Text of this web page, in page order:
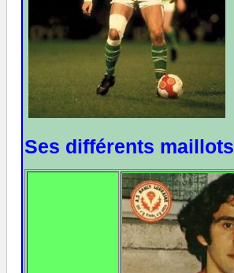
Ses différents maillots